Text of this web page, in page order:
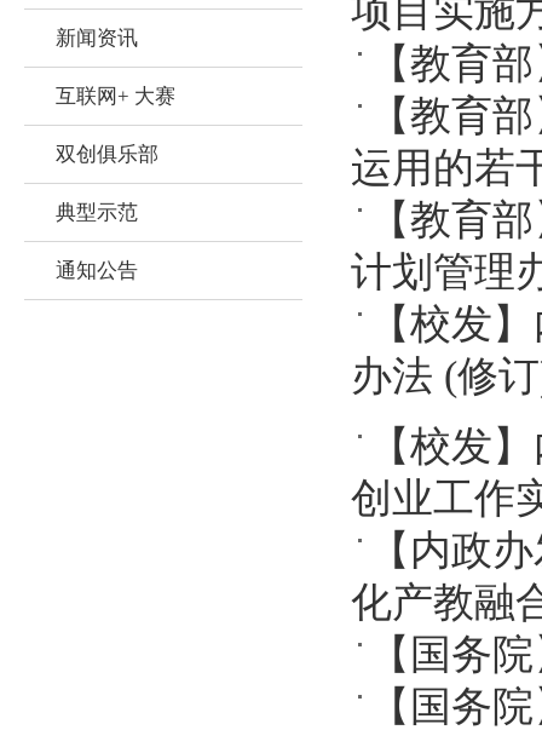
新闻资讯
互联网+ 大赛
双创俱乐部
典型示范
通知公告
项目实施
【教育
【教育
运用的若
【教育
计划管理
【校发
办法 (修
【校发
创业工作
【内政
化产教融
【国务
【国务